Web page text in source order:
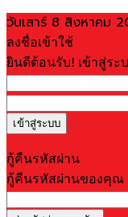
วันเสาร์ 8 สิงหาคม
ลงชื่อเข้าใช้
ยินดีต้อนรับ! เข้าสู่ร
กู้คืนรหัสผ่าน
กู้คืนรหัสผ่านของคุณ